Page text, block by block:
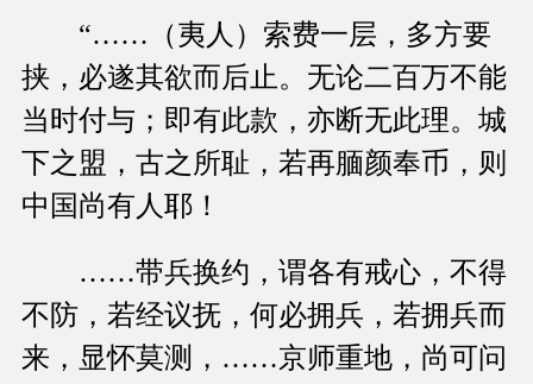
“……（夷人）索费一层，多方要
挟，必遂其欲而后止。无论二百万不能
当时付与；即有此款，亦断无此理。城
下之盟，古之所耻，若再腼颜奉币，则
中国尚有人耶！
……带兵换约，谓各有戒心，不得
不防，若经议抚，何必拥兵，若拥兵而
来，显怀莫测，……京师重地，尚可问